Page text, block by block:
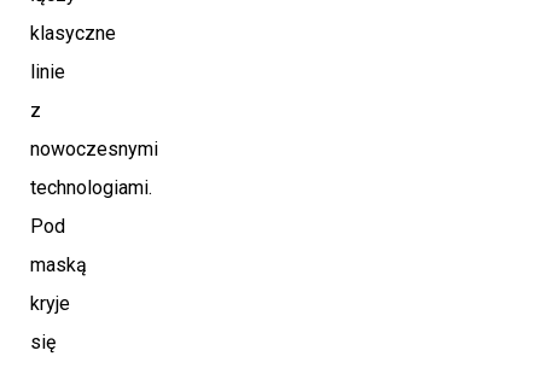
klasyczne
linie
z
nowoczesnymi
technologiami.
Pod
maską
kryje
się